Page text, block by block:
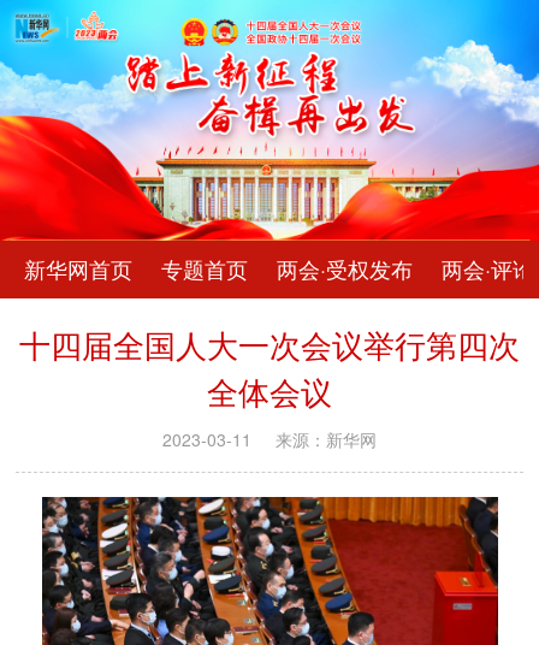
新华网首页 专题首页 两会·受权发布 两会·评论
十四届全国人大一次会议举行第四次
全体会议
2023-03-11 来源：新华网